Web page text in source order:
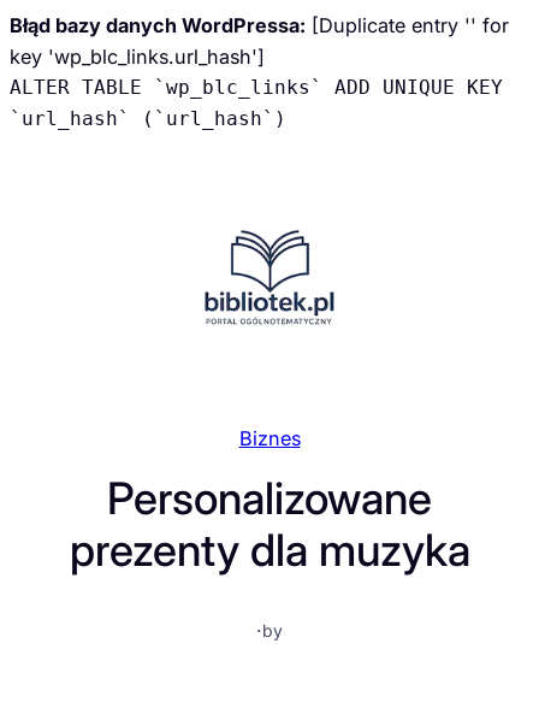
Błąd bazy danych WordPressa: [Duplicate entry '' for
key 'wp_blc_links.url_hash']
ALTER TABLE `wp_blc_links` ADD UNIQUE KEY
`url_hash` (`url_hash`)
Biznes
Personalizowane
prezenty dla muzyka
·by